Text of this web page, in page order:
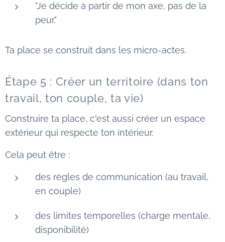
"Je décide à partir de mon axe, pas de la
peur."
Ta place se construit dans les micro-actes.
Étape 5 : Créer un territoire (dans ton
travail, ton couple, ta vie)
Construire ta place, c'est aussi créer un espace
extérieur qui respecte ton intérieur.
Cela peut être :
des règles de communication (au travail,
en couple)
des limites temporelles (charge mentale,
disponibilité)